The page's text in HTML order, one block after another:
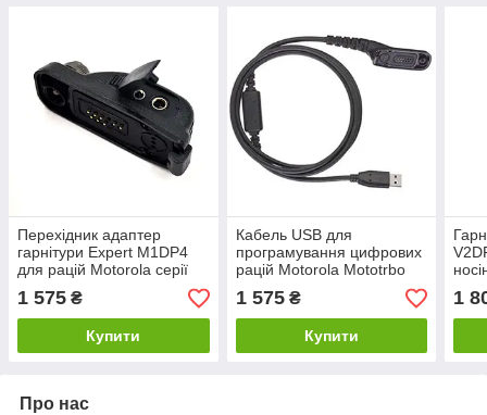
Перехідник адаптер
гарнітури Expert M1DP4
для рацій Motorola серії
DP4800
1 575 ₴
Купити
Кабель USB для
програмування цифрових
рацій Motorola Mototrbo
DP4800e
1 575₴
Купити
1
Про нас